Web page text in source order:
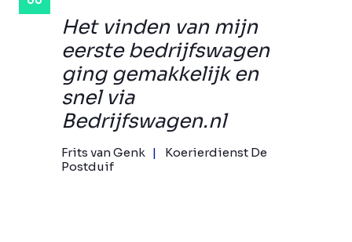
Het vinden van mijn
eerste bedrijfswagen
ging gemakkelijk en
snel via
Bedrijfswagen.nl
Frits van Genk
Koerierdienst De
Postduif